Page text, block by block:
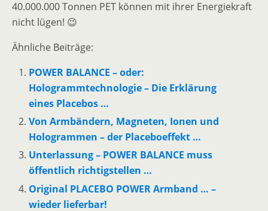
40.000.000 Tonnen PET können mit ihrer Energiekraft
nicht lügen! 😉
Ähnliche Beiträge:
POWER BALANCE – oder:
Hologrammtechnologie – Die Erklärung
eines Placebos …
Von Armbändern, Magneten, Ionen und
Hologrammen – der Placeboeffekt …
Unterlassung – POWER BALANCE muss
öffentlich richtigstellen …
Original PLACEBO POWER Armband … –
wieder lieferbar!